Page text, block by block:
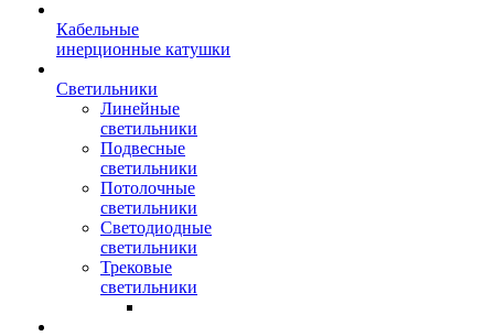
Кабельные
инерционные катушки
Светильники
Линейные
светильники
Подвесные
светильники
Потолочные
светильники
Светодиодные
светильники
Трековые
светильники